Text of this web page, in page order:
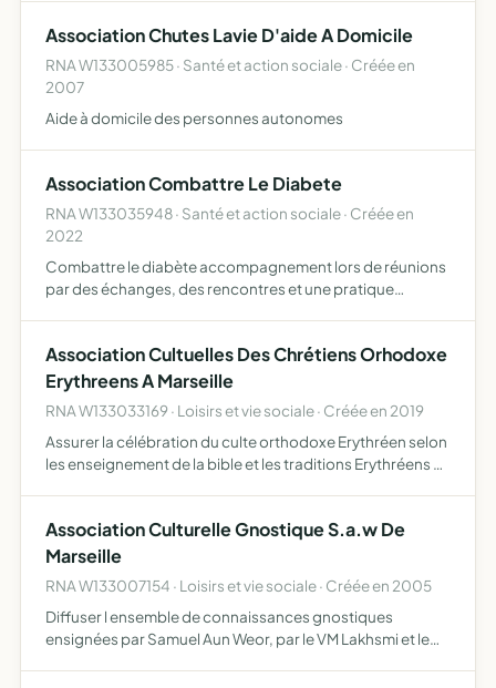
Association Chutes Lavie D'aide A Domicile
RNA W133005985 · Santé et action sociale · Créée en
2007
Aide à domicile des personnes autonomes
Association Combattre Le Diabete
RNA W133035948 · Santé et action sociale · Créée en
2022
Combattre le diabète accompagnement lors de réunions
par des échanges, des rencontres et une pratique
motivatio…
Association Cultuelles Des Chrétiens Orhodoxe
Erythreens A Marseille
RNA W133033169 · Loisirs et vie sociale · Créée en 2019
Assurer la célébration du culte orthodoxe Erythréen selon
les enseignement de la bible et les traditions Erythréens en
Association Culturelle Gnostique S.a.w De
Marseille
RNA W133007154 · Loisirs et vie sociale · Créée en 2005
Diffuser l ensemble de connaissances gnostiques
ensignées par Samuel Aun Weor, par le VM Lakhsmi et le